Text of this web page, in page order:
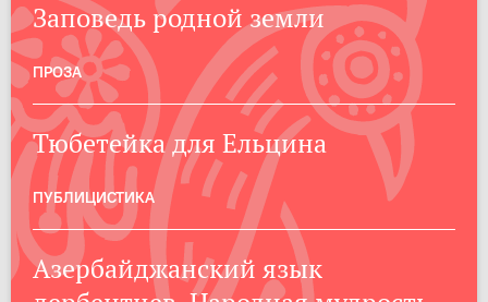
Заповедь родной земли
ПРОЗА
Тюбетейка для Ельцина
ПУБЛИЦИСТИКА
Азербайджанский язык